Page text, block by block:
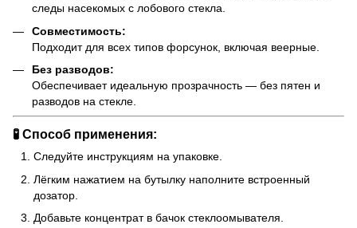
следы насекомых с лобового стекла.
Совместимость:
Подходит для всех типов форсунок, включая веерные.
Без разводов:
Обеспечивает идеальную прозрачность — без пятен и
разводов на стекле.
🧪 Способ применения:
Следуйте инструкциям на упаковке.
Лёгким нажатием на бутылку наполните встроенный
дозатор.
Добавьте концентрат в бачок стеклоомывателя.